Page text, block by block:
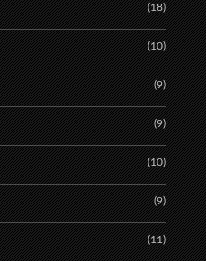
(18)
(10)
(9)
(9)
(10)
(9)
(11)